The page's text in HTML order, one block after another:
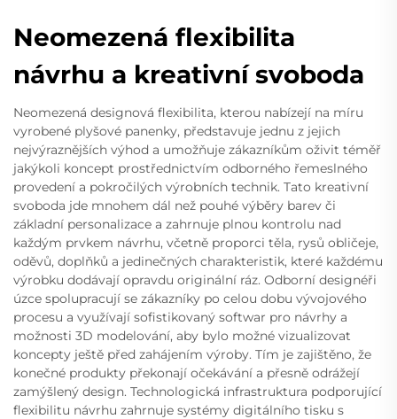
Neomezená flexibilita
návrhu a kreativní svoboda
Neomezená designová flexibilita, kterou nabízejí na míru
vyrobené plyšové panenky, představuje jednu z jejich
nejvýraznějších výhod a umožňuje zákazníkům oživit téměř
jakýkoli koncept prostřednictvím odborného řemeslného
provedení a pokročilých výrobních technik. Tato kreativní
svoboda jde mnohem dál než pouhé výběry barev či
základní personalizace a zahrnuje plnou kontrolu nad
každým prvkem návrhu, včetně proporci těla, rysů obličeje,
oděvů, doplňků a jedinečných charakteristik, které každému
výrobku dodávají opravdu originální ráz. Odborní designéři
úzce spolupracují se zákazníky po celou dobu vývojového
procesu a využívají sofistikovaný softwar pro návrhy a
možnosti 3D modelování, aby bylo možné vizualizovat
koncepty ještě před zahájením výroby. Tím je zajištěno, že
konečné produkty překonají očekávání a přesně odrážejí
zamýšlený design. Technologická infrastruktura podporující
flexibilitu návrhu zahrnuje systémy digitálního tisku s